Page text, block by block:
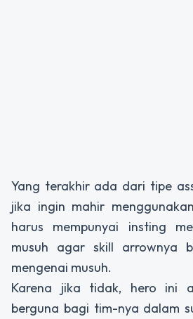
Yang terakhir ada dari tipe
jika ingin mahir
harus mempunyai insting
musuh agar skill arrownya
mengenai musuh.
Karena jika tidak, hero ini
berguna bagi tim-nya dalam